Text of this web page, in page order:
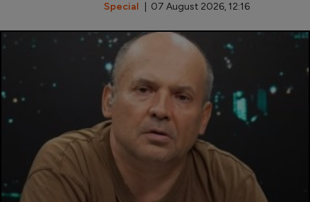
Special | 07 August 2026, 12:16